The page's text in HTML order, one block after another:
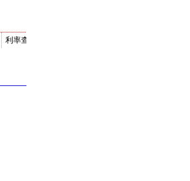
利率查询